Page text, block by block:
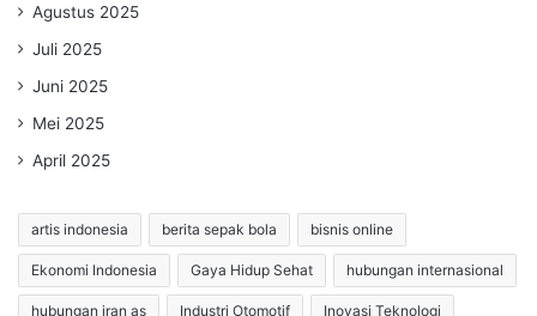
Agustus 2025
Juli 2025
Juni 2025
Mei 2025
April 2025
artis indonesia berita sepak bola bisnis online
Ekonomi Indonesia Gaya Hidup Sehat hubungan internasional
hubungan iran as Industri Otomotif Inovasi Teknologi